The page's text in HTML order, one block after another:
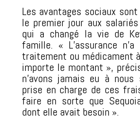
Les avantages sociaux
le premier jour aux salariés
qui a changé la vie de
famille. « L’assurance
traitement ou médicament
importe le montant »,
n’avons jamais eu à
prise en charge de ces
faire en sorte que
dont elle avait besoin ».